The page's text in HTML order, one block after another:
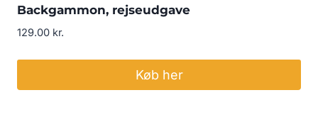
Backgammon, rejseudgave
129.00 kr.
Køb her